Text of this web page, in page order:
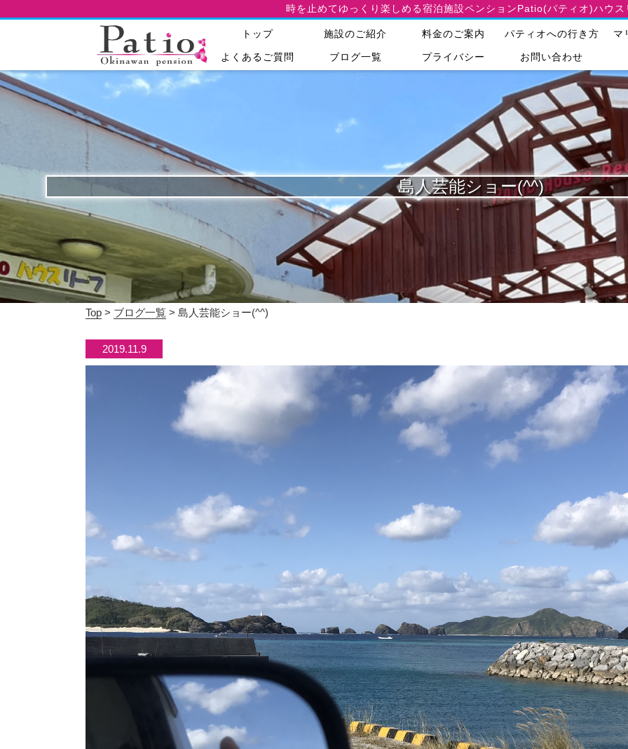
時を止めてゆっくり楽しめる宿泊施設ペンションPatio(パティオ)ハウス
トップ 施設のご紹介 料金のご案内 パティオへの行き方 マ
よくあるご質問 ブログ一覧 プライバシー お問い合わせ
島人芸能ショー(^^)
Top > ブログ一覧 > 島人芸能ショー(^^)
2019.11.9